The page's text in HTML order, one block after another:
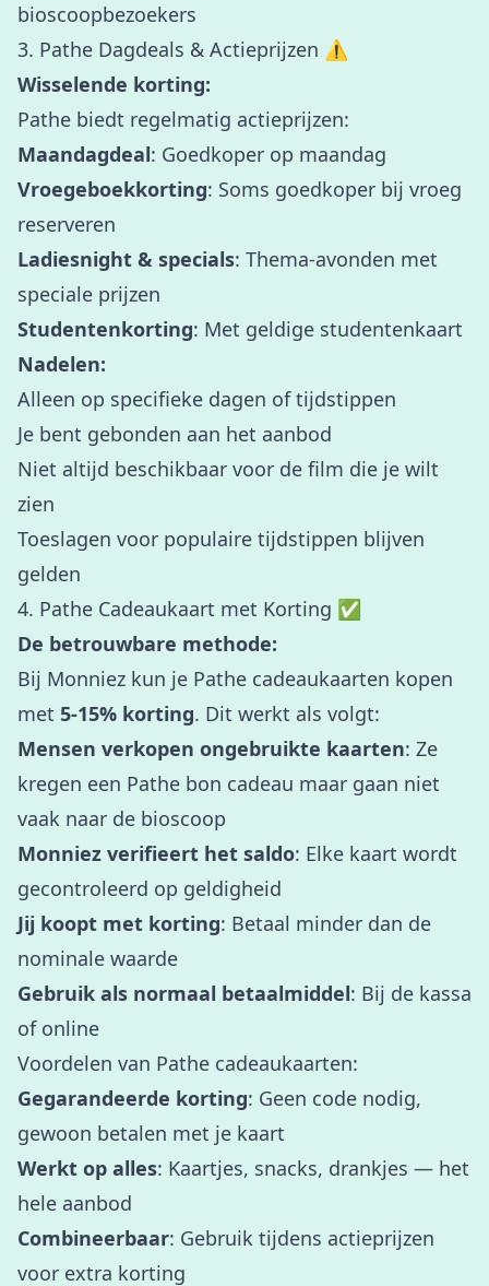
bioscoopbezoekers
3. Pathe Dagdeals & Actieprijzen ⚠️
Wisselende korting:
Pathe biedt regelmatig actieprijzen:
Maandagdeal: Goedkoper op maandag
Vroegeboekkorting: Soms goedkoper bij vroeg
reserveren
Ladiesnight & specials: Thema-avonden met
speciale prijzen
Studentenkorting: Met geldige studentenkaart
Nadelen:
Alleen op specifieke dagen of tijdstippen
Je bent gebonden aan het aanbod
Niet altijd beschikbaar voor de film die je wilt
zien
Toeslagen voor populaire tijdstippen blijven
gelden
4. Pathe Cadeaukaart met Korting ✅
De betrouwbare methode:
Bij Monniez kun je Pathe cadeaukaarten kopen
met 5-15% korting. Dit werkt als volgt:
Mensen verkopen ongebruikte kaarten: Ze
kregen een Pathe bon cadeau maar gaan niet
vaak naar de bioscoop
Monniez verifieert het saldo: Elke kaart wordt
gecontroleerd op geldigheid
Jij koopt met korting: Betaal minder dan de
nominale waarde
Gebruik als normaal betaalmiddel: Bij de kassa
of online
Voordelen van Pathe cadeaukaarten:
Gegarandeerde korting: Geen code nodig,
gewoon betalen met je kaart
Werkt op alles: Kaartjes, snacks, drankjes — het
hele aanbod
Combineerbaar: Gebruik tijdens actieprijzen
voor extra korting